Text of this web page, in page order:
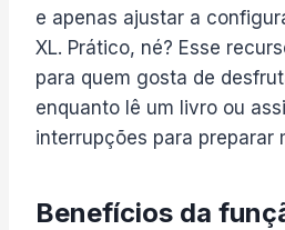
e apenas ajustar a
XL. Prático, né? Esse
para quem gosta de
enquanto lê um livro ou
interrupções para preparar
Benefícios da